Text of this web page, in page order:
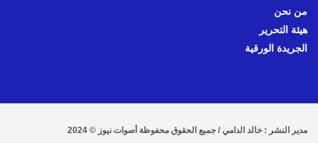
من نحن
هيئة التحرير
الجريدة الورقية
مدير النشر : خالد الدامي / جميع الحقوق محفوظة أصوات نيوز © 2024